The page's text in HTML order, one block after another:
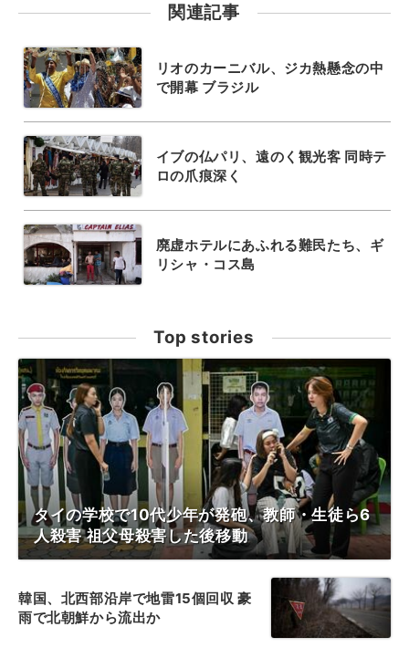
関連記事
リオのカーニバル、ジカ熱懸念の中
で開幕 ブラジル
イブの仏パリ、遠のく観光客 同時テ
ロの爪痕深く
廃虚ホテルにあふれる難民たち、ギ
リシャ・コス島
Top stories
タイの学校で10代少年が発砲、教師・生徒ら6
人殺害 祖父母殺害した後移動
韓国、北西部沿岸で地雷15個回収 豪
雨で北朝鮮から流出か